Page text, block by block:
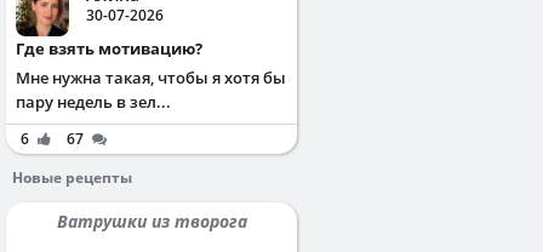
30-07-2026
Где взять мотивацию?
Мне нужна такая, чтобы я хотя бы
пару недель в зел...
6
67
Новые рецепты
Ватрушки из творога